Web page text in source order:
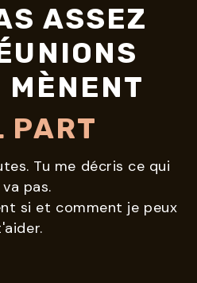
ASSEZ
MÈNENT
PART
Tu me décris ce qui
va pas.
si et comment je peux